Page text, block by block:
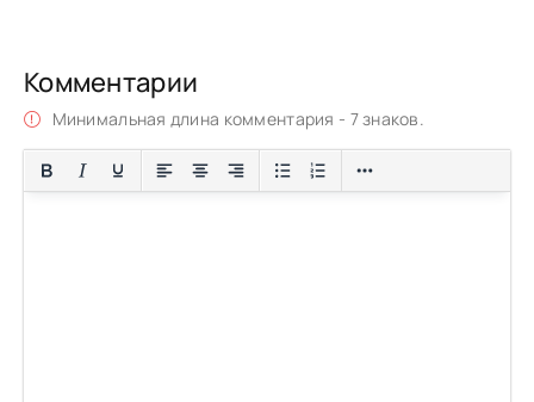
Комментарии
Минимальная длина комментария - 7 знаков.